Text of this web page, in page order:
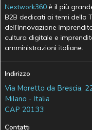
Nextwork360 è il più
B2B dedicati ai temi della
dell’Innovazione
cultura digitale e
amministrazioni italiane.
Indirizzo
Via Moretto da Brescia,
Milano - Italia
CAP 20133
Contatti